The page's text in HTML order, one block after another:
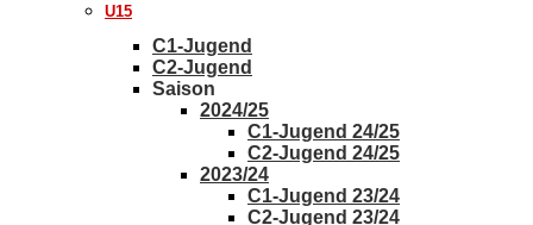
U15
C1-Jugend
C2-Jugend
Saison
2024/25
C1-Jugend 24/25
C2-Jugend 24/25
2023/24
C1-Jugend 23/24
C2-Jugend 23/24